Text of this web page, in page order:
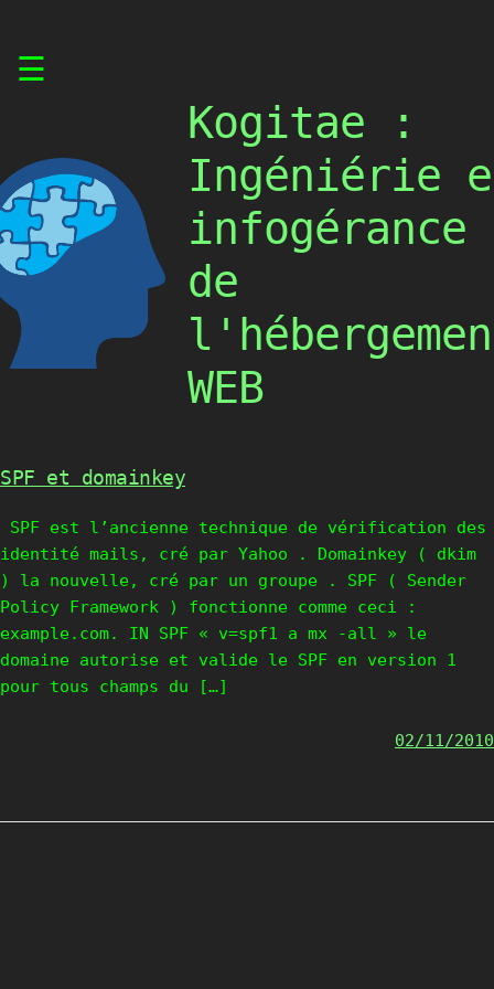
☰
Kogitae :
Ingéniérie
infogérance
de
WEB
SPF et domainkey
SPF est l’ancienne technique de vérification des
identité mails, cré par Yahoo . Domainkey ( dkim
) la nouvelle, cré par un groupe . SPF ( Sender
Policy Framework ) fonctionne comme ceci :
example.com. IN SPF « v=spf1 a mx -all » le
domaine autorise et valide le SPF en version 1
pour tous champs du […]
02/11/2010